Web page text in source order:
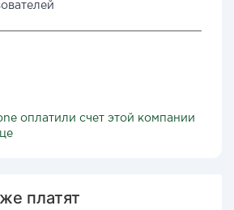
оплатили счет этой компании
платят